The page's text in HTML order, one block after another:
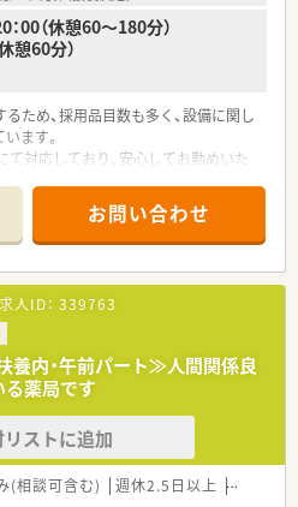
00（休憩60～180分）
憩60分）
ため、採用品目数も多く、設備に関し
ます。
対応しており、安心してお勤めいた
お問い合わせ
人ID： 339763
養内・午前パート≫人間関係良
薬局です
ストに追加
(相談可含む) 週休2.5日以上 未経験可